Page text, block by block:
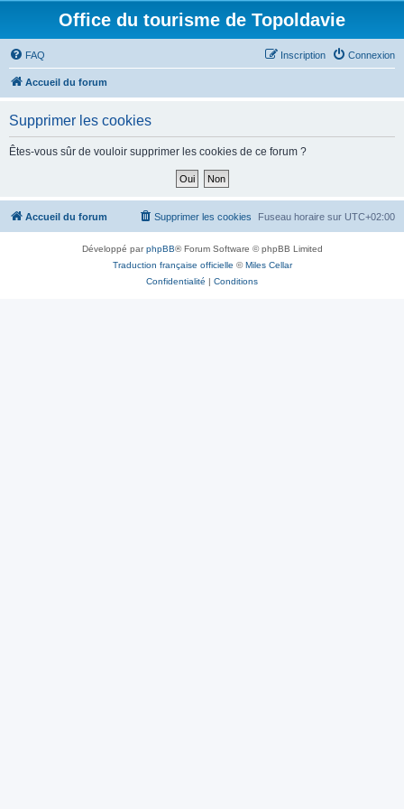
Office du tourisme de Topoldavie
FAQ Connexion
Inscription
Accueil du forum
Supprimer les cookies
Êtes-vous sûr de vouloir supprimer les cookies de ce forum ?
Accueil du forum Fuseau horaire sur UTC+02:00
Supprimer les cookies
Développé parphpBB® Forum Software © phpBB Limited
Traduction française officielle ©Miles Cellar
Confidentialité | Conditions